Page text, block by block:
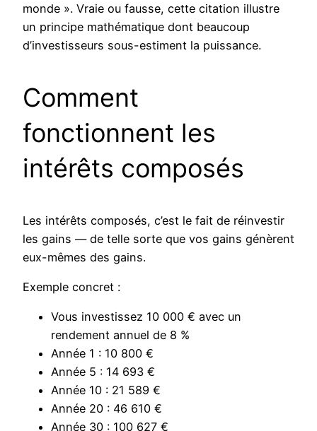
monde ». Vraie ou fausse, cette citation illustre
un principe mathématique dont beaucoup
d’investisseurs sous-estiment la puissance.
Comment
fonctionnent les
intérêts composés
Les intérêts composés, c’est le fait de réinvestir
les gains — de telle sorte que vos gains génèrent
eux-mêmes des gains.
Exemple concret :
Vous investissez 10 000 € avec un
rendement annuel de 8 %
Année 1 : 10 800 €
Année 5 : 14 693 €
Année 10 : 21 589 €
Année 20 : 46 610 €
Année 30 : 100 627 €